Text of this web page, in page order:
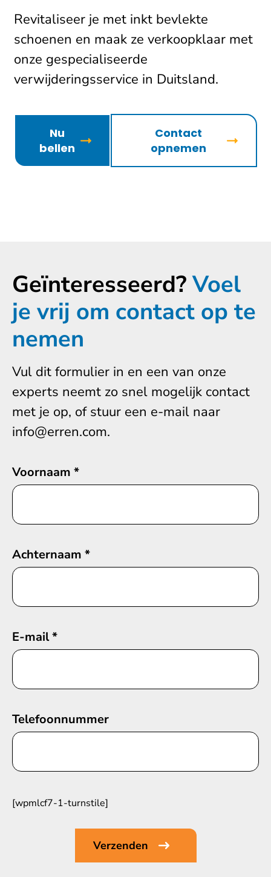
Revitaliseer je met inkt bevlekte
schoenen en maak ze verkoopklaar met
onze gespecialiseerde
verwijderingsservice in Duitsland.
Nu
bellen
Contact
opnemen
Geïnteresseerd?Voel
je vrij om contact op te
nemen
Vul dit formulier in en een van onze
experts neemt zo snel mogelijk contact
met je op, of stuur een e-mail naar
info@erren.com.
Voornaam *
Achternaam *
E-mail*
Telefoonnummer
[wpmlcf7-1-turnstile]